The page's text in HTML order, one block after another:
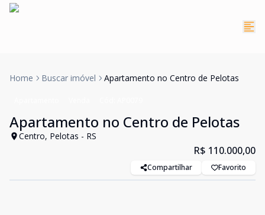
Home Buscar imóvel Apartamento no Centro de Pelotas
Apartamento no Centro de Pelotas
Centro, Pelotas - RS
R$ 110.000,00
Compartilhar Favorito